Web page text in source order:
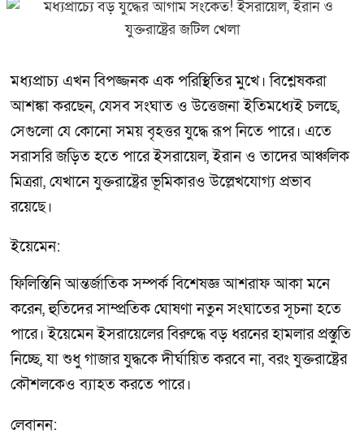
মধ্যপ্রাচ্য এখন বিপজ্জনক এক পরিস্থিতির মুখে। বিশ্লেষকরা
আশঙ্কা করছেন, যেসব সংঘাত ও উত্তেজনা ইতিমধ্যেই চলছে,
সেগুলো যে কোনো সময় বৃহত্তর যুদ্ধে রূপ নিতে পারে। এতে
সরাসরি জড়িত হতে পারে ইসরায়েল, ইরান ও তাদের আঞ্চলিক
মিত্ররা, যেখানে যুক্তরাষ্ট্রের ভূমিকারও উল্লেখযোগ্য প্রভাব
রয়েছে।
ইয়েমেন:
ফিলিস্তিনি আন্তর্জাতিক সম্পর্ক বিশেষজ্ঞ আশরাফ আকা মনে
করেন, হুতিদের সাম্প্রতিক ঘোষণা নতুন সংঘাতের সূচনা হতে
পারে। ইয়েমেন ইসরায়েলের বিরুদ্ধে বড় ধরনের হামলার প্রস্তুতি
নিচ্ছে, যা শুধু গাজার যুদ্ধকে দীর্ঘায়িত করবে না, বরং যুক্তরাষ্ট্রের
কৌশলকেও ব্যাহত করতে পারে।
লেবানন: